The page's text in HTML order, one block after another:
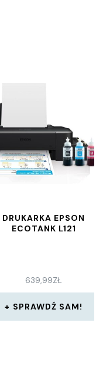
DRUKARKA EPSON
ECOTANK L121
639,99ZŁ
SPRAWDŹ SAM!